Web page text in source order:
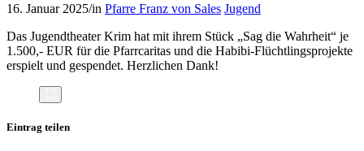
16. Januar 2025/in Pfarre Franz von Sales Jugend
Das Jugendtheater Krim hat mit ihrem Stück „Sag die Wahrheit“ je
1.500,- EUR für die Pfarrcaritas und die Habibi-Flüchtlingsprojekte
erspielt und gespendet. Herzlichen Dank!
Eintrag teilen